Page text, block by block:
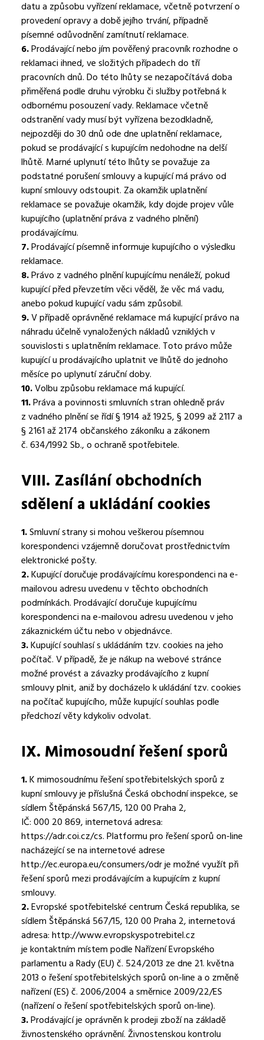
datu a způsobu vyřízení reklamace, včetně potvrzení o
provedení opravy a době jejího trvání, případně
písemné odůvodnění zamítnutí reklamace.
6.Prodávající nebo jím pověřený pracovník rozhodne o
reklamaci ihned, ve složitých případech do tří
pracovních dnů. Do této lhůty se nezapočítává doba
přiměřená podle druhu výrobku či služby potřebná k
odbornému posouzení vady. Reklamace včetně
odstranění vady musí být vyřízena bezodkladně,
nejpozději do 30 dnů ode dne uplatnění reklamace,
pokud se prodávající s kupujícím nedohodne na delší
lhůtě. Marné uplynutí této lhůty se považuje za
podstatné porušení smlouvy a kupující má právo od
kupní smlouvy odstoupit. Za okamžik uplatnění
reklamace se považuje okamžik, kdy dojde projev vůle
kupujícího (uplatnění práva z vadného plnění)
prodávajícímu.
7.Prodávající písemně informuje kupujícího o výsledku
reklamace.
8.Právo z vadného plnění kupujícímu nenáleží, pokud
kupující před převzetím věci věděl, že věc má vadu,
anebo pokud kupující vadu sám způsobil.
9.V případě oprávněné reklamace má kupující právo na
náhradu účelně vynaložených nákladů vzniklých v
souvislosti s uplatněním reklamace. Toto právo může
kupující u prodávajícího uplatnit ve lhůtě do jednoho
měsíce po uplynutí záruční doby.
10.Volbu způsobu reklamace má kupující.
11.Práva a povinnosti smluvních stran ohledně práv
z vadného plnění se řídí § 1914 až 1925, § 2099 až 2117 a
§ 2161 až 2174 občanského zákoníku a zákonem
č. 634/1992 Sb., o ochraně spotřebitele.
VIII. Zasílání obchodních
sdělení a ukládání cookies
1.Smluvní strany si mohou veškerou písemnou
korespondenci vzájemně doručovat prostřednictvím
elektronické pošty.
2.Kupující doručuje prodávajícímu korespondenci na e-
mailovou adresu uvedenu v těchto obchodních
podmínkách. Prodávající doručuje kupujícímu
korespondenci na e-mailovou adresu uvedenou v jeho
zákaznickém účtu nebo v objednávce.
3.Kupující souhlasí s ukládáním tzv. cookies na jeho
počítač. V případě, že je nákup na webové stránce
možné provést a závazky prodávajícího z kupní
smlouvy plnit, aniž by docházelo k ukládání tzv. cookies
na počítač kupujícího, může kupující souhlas podle
předchozí věty kdykoliv odvolat.
IX. Mimosoudní řešení sporů
1.K mimosoudnímu řešení spotřebitelských sporů z
kupní smlouvy je příslušná Česká obchodní inspekce, se
sídlem Štěpánská 567/15, 120 00 Praha 2,
IČ: 000 20 869, internetová adresa:
https://adr.coi.cz/cs. Platformu pro řešení sporů on-line
nacházející se na internetové adrese
http://ec.europa.eu/consumers/odr je možné využít při
řešení sporů mezi prodávajícím a kupujícím z kupní
smlouvy.
2.Evropské spotřebitelské centrum Česká republika, se
sídlem Štěpánská 567/15, 120 00 Praha 2, internetová
adresa: http://www.evropskyspotrebitel.cz
je kontaktním místem podle Nařízení Evropského
parlamentu a Rady (EU) č. 524/2013 ze dne 21. května
2013 o řešení spotřebitelských sporů on-line a o změně
nařízení (ES) č. 2006/2004 a směrnice 2009/22/ES
(nařízení o řešení spotřebitelských sporů on-line).
3.Prodávající je oprávněn k prodeji zboží na základě
živnostenského oprávnění. Živnostenskou kontrolu